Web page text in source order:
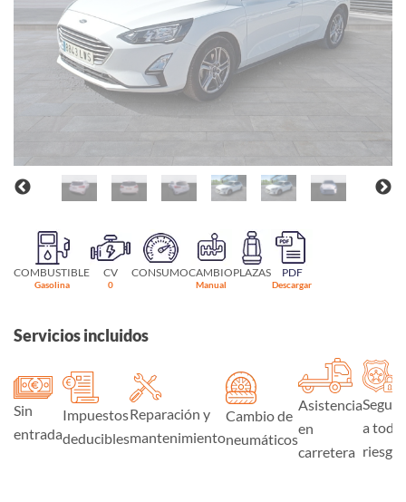
COMBUSTIBLE
Gasolina
CV
0
CONSUMOCAMBIO
Manual
PLAZAS PDF
Descargar
Servicios incluidos
Sin
entrada
Impuestos
deducibles
Reparación y
mantenimiento
Cambio de
neumáticos
Asistencia
en
carretera
Seguro
a todo
riesgo